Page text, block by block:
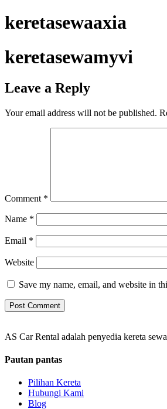
keretasewaaxia
keretasewamyvi
Leave a Reply
Your email address will not be published.
Comment *
Name *
Email *
Website
Save my name, email, and website in
AS Car Rental adalah penyedia kereta
Pautan pantas
Pilihan Kereta
Hubungi Kami
Blog